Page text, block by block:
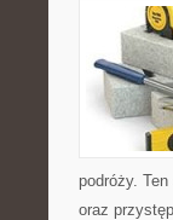
podróży.
oraz